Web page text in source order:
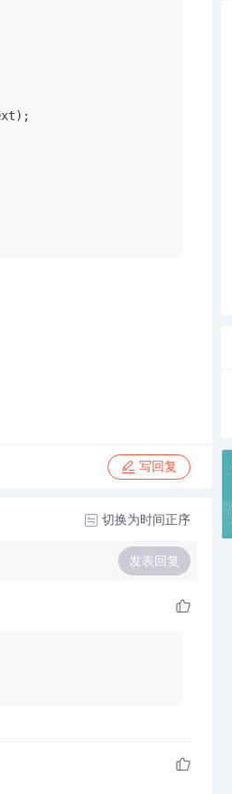
写回复
切换为时间正序
发表回复